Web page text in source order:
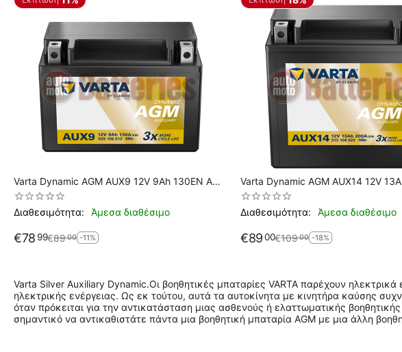
Varta Silver Auxiliary Dynamic.Οι βοηθητικές μπαταρίες VARTA παρέχουν
ηλεκτρικής ενέργειας. Ως εκ τούτου, αυτά τα αυτοκίνητα με κινητήρα καύσης
όταν πρόκειται για την αντικατάσταση μιας ασθενούς ή ελαττωματικής
σημαντικό να αντικαθιστάτε πάντα μια βοηθητική μπαταρία AGM με μια άλλη
Varta Dynamic AGM AUX9 12V 9Ah 130EN A
Εκκίνησης
Διαθεσιμότητα:
Άμεσα διαθέσιμο
€78 99€8900 -11%
Varta Dynamic AGM AUX14 12V
Εκκίνησης
Διαθεσιμότητα:
Άμεσα διαθέσιμο
€8900€10900 -18%